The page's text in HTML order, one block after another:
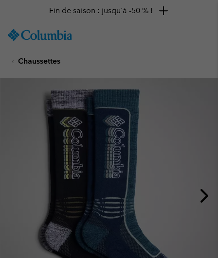
TO
SKIP
MAIN
Fin de saison : jusqu'à -50 % !
Chaussettes